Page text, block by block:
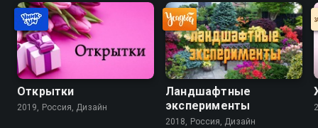
Открытки
2019, Россия, Дизайн
Ландшафтные
эксперименты
2018, Россия, Дизайн